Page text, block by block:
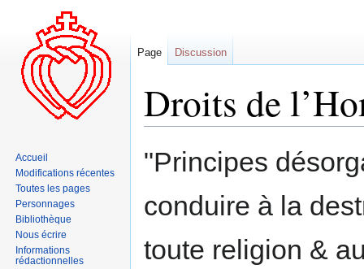
Droits de
navigation
recherche
"Principes
conduire à la
toute religion &
Page Discussion
Accueil
Modifications récentes
Toutes les pages
Personnages
Bibliothèque
Nous écrire
Informations
rédactionnelles